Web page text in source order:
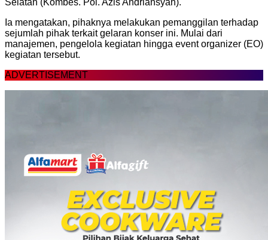
Ia mengatakan, pihaknya melakukan pemanggilan terhadap
sejumlah pihak terkait gelaran konser ini. Mulai dari
manajemen, pengelola kegiatan hingga event organizer (EO)
kegiatan tersebut.
ADVERTISEMENT